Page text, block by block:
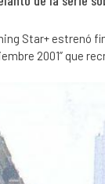
Star+ estrenó
2001” que